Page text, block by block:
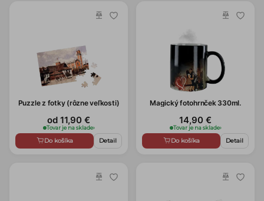
Puzzle z fotky (rôzne veľkosti)
od 11,90 €
Tovar je na sklade›
Do košíka Detail
Magický fotohrnček 330ml.
14,90 €
Tovar je na sklade›
Do košíka Detail